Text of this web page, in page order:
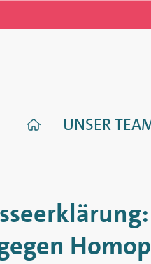
STARTSEITE
UNSER